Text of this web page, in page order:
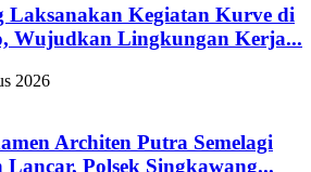
Laksanakan Kegiatan Kurve di
Wujudkan Lingkungan Kerja...
2026
Architen Putra Semelagi
Polsek Singkawang...